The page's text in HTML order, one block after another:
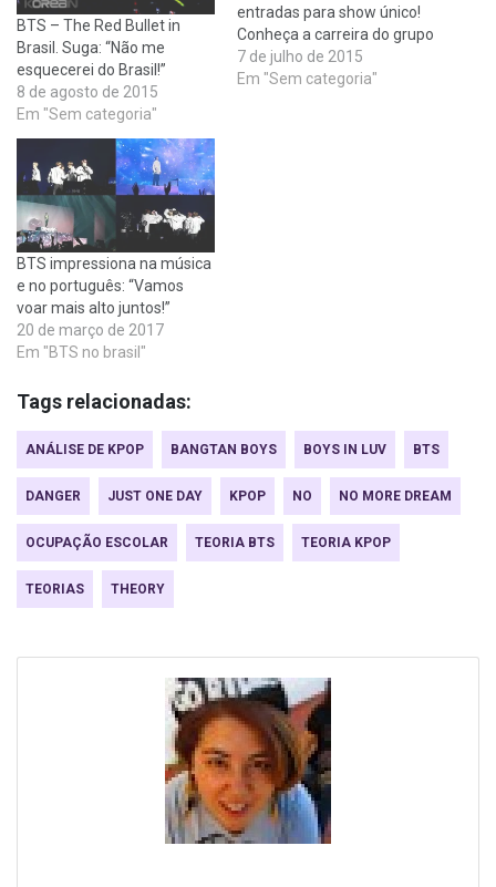
BTS – The Red Bullet in
Brasil. Suga: “Não me
esquecerei do Brasil!”
8 de agosto de 2015
Em "Sem categoria"
entradas para show único!
Conheça a carreira do grupo
7 de julho de 2015
Em "Sem categoria"
BTS impressiona na música
e no português: “Vamos
voar mais alto juntos!”
20 de março de 2017
Em "BTS no brasil"
Tags relacionadas:
ANÁLISE DE KPOP BANGTAN BOYS BOYS IN LUV BTS
DANGER JUST ONE DAY KPOP NO NO MORE DREAM
OCUPAÇÃO ESCOLAR TEORIA BTS TEORIA KPOP
TEORIAS THEORY